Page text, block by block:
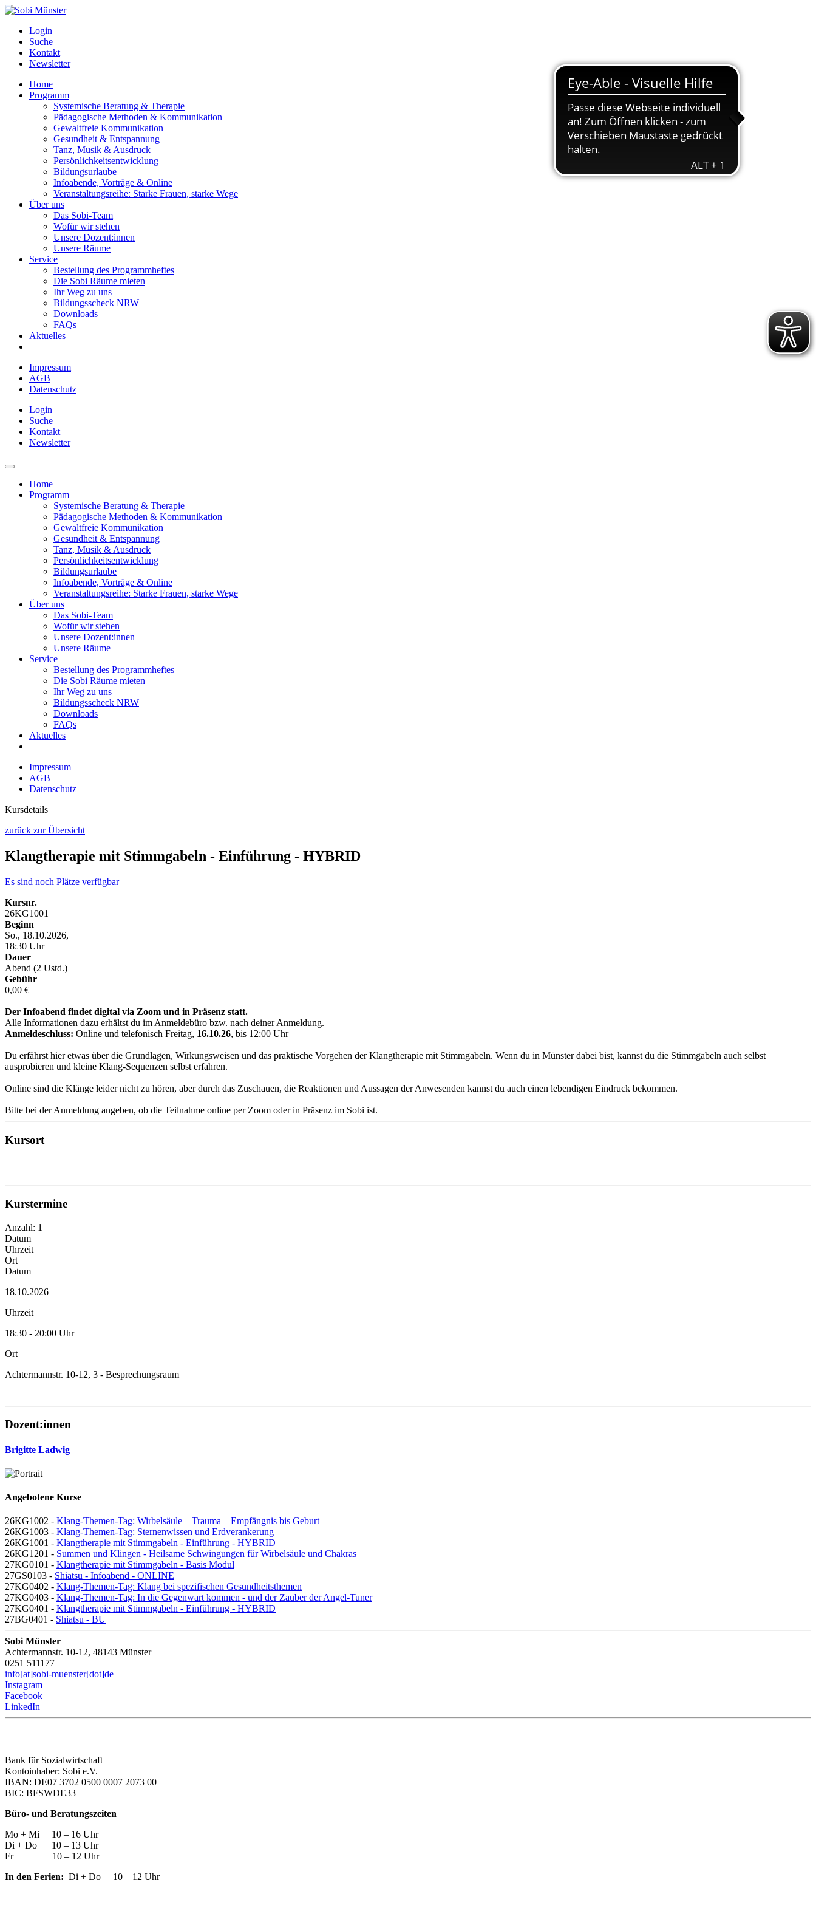
Login
Suche
Kontakt
Newsletter
Home
Programm
Systemische Beratung & Therapie
Pädagogische Methoden & Kommunikation
Gewaltfreie Kommunikation
Gesundheit & Entspannung
Tanz, Musik & Ausdruck
Persönlichkeitsentwicklung
Bildungsurlaube
Infoabende, Vorträge & Online
Veranstaltungsreihe: Starke Frauen, starke Wege
Über uns
Das Sobi-Team
Wofür wir stehen
Unsere Dozent:innen
Unsere Räume
Service
Bestellung des Programmheftes
Die Sobi Räume mieten
Ihr Weg zu uns
Bildungsscheck NRW
Downloads
FAQs
Aktuelles
Impressum
AGB
Datenschutz
Login
Suche
Kontakt
Newsletter
Home
Programm
Systemische Beratung & Therapie
Pädagogische Methoden & Kommunikation
Gewaltfreie Kommunikation
Gesundheit & Entspannung
Tanz, Musik & Ausdruck
Persönlichkeitsentwicklung
Bildungsurlaube
Infoabende, Vorträge & Online
Veranstaltungsreihe: Starke Frauen, starke Wege
Über uns
Das Sobi-Team
Wofür wir stehen
Unsere Dozent:innen
Unsere Räume
Service
Bestellung des Programmheftes
Die Sobi Räume mieten
Ihr Weg zu uns
Bildungsscheck NRW
Downloads
FAQs
Aktuelles
Impressum
AGB
Datenschutz
Kursdetails
zurück zur Übersicht
Klangtherapie mit Stimmgabeln - Einführung - HYBRID
Es sind noch Plätze verfügbar
Kursnr.
26KG1001
Beginn
So., 18.10.2026,
18:30 Uhr
Dauer
Abend (2 Ustd.)
Gebühr
0,00 €
Der Infoabend findet digital via Zoom und in Präsenz statt.
Alle Informationen dazu erhältst du im Anmeldebüro bzw. nach deiner Anmeldung.
Anmeldeschluss: Online und telefonisch Freitag, 16.10.26, bis 12:00 Uhr
Du erfährst hier etwas über die Grundlagen, Wirkungsweisen und das praktische Vorgehen der Klangtherapie mit Stimmgabeln. Wenn du in Münster dabei bist, kannst du die Stimmgabeln auch selbst
ausprobieren und kleine Klang-Sequenzen selbst erfahren.
Online sind die Klänge leider nicht zu hören, aber durch das Zuschauen, die Reaktionen und Aussagen der Anwesenden kannst du auch einen lebendigen Eindruck bekommen.
Bitte bei der Anmeldung angeben, ob die Teilnahme online per Zoom oder in Präsenz im Sobi ist.
Kursort
Kurstermine
Anzahl: 1
Datum
Uhrzeit
Ort
Datum
18.10.2026
Uhrzeit
18:30 - 20:00 Uhr
Ort
Achtermannstr. 10-12, 3 - Besprechungsraum
Dozent:innen
Brigitte Ladwig
Angebotene Kurse
26KG1002 - Klang-Themen-Tag: Wirbelsäule – Trauma – Empfängnis bis Geburt
26KG1003 - Klang-Themen-Tag: Sternenwissen und Erdverankerung
26KG1001 - Klangtherapie mit Stimmgabeln - Einführung - HYBRID
26KG1201 - Summen und Klingen - Heilsame Schwingungen für Wirbelsäule und Chakras
27KG0101 - Klangtherapie mit Stimmgabeln - Basis Modul
27GS0103 - Shiatsu - Infoabend - ONLINE
27KG0402 - Klang-Themen-Tag: Klang bei spezifischen Gesundheitsthemen
27KG0403 - Klang-Themen-Tag: In die Gegenwart kommen - und der Zauber der Angel-Tuner
27KG0401 - Klangtherapie mit Stimmgabeln - Einführung - HYBRID
27BG0401 - Shiatsu - BU
Sobi Münster
Achtermannstr. 10-12, 48143 Münster
0251 511177
info[at]sobi-muenster[dot]de
Instagram
Facebook
LinkedIn
Bank für Sozialwirtschaft
Kontoinhaber: Sobi e.V.
IBAN: DE07 3702 0500 0007 2073 00
BIC: BFSWDE33
Büro- und Beratungszeiten
Mo + Mi 10 – 16 Uhr
Di + Do 10 – 13 Uhr
Fr 10 – 12 Uhr
In den Ferien: Di + Do 10 – 12 Uhr